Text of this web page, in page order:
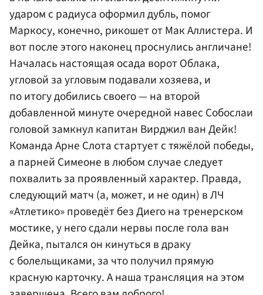
ударом с радиуса оформил дубль, помог
Маркосу, конечно, рикошет от Мак Аллистера. И
вот после этого наконец проснулись англичане!
Началась настоящая осада ворот Облака,
угловой за угловым подавали хозяева, и
по итогу добились своего — на второй
добавленной минуте очередной навес Собослаи
головой замкнул капитан Вирджил ван Дейк!
Команда Арне Слота стартует с тяжёлой победы,
а парней Симеоне в любом случае следует
похвалить за проявленный характер. Правда,
следующий матч (а, может, и не один) в ЛЧ
«Атлетико» проведёт без Диего на тренерском
мостике, у него сдали нервы после гола ван
Дейка, пытался он кинуться в драку
с болельщиками, за что получил прямую
красную карточку. А наша трансляция на этом